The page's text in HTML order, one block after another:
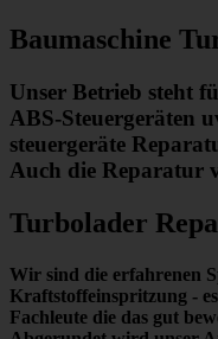
Baumaschine
Unser Betrieb steht
ABS-Steuergeräten
steuergeräte
Auch die Reparatur
Turbolader
Wir sind die erfahrenen
Kraftstoffeinspritzung -
Fachleute die das gut